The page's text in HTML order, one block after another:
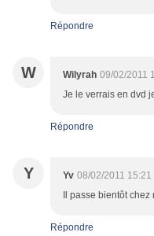
Répondre
W Wilyrah 09/02/2011
Je le verrais en dvd
Répondre
Y Yv 08/02/2011 15:21
Il passe bientôt
Répondre